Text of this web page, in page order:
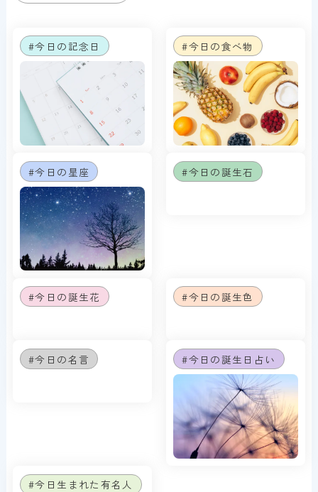
#今日の記念日 #今日の食べ物
#今日の星座 #今日の誕生石
#今日の誕生花 #今日の誕生色
#今日の名言 #今日の誕生日占い
#今日生まれた有名人